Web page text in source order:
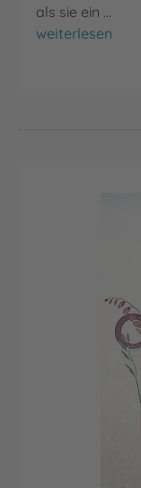
als sie ein …
Taking Chances
weiterlesen